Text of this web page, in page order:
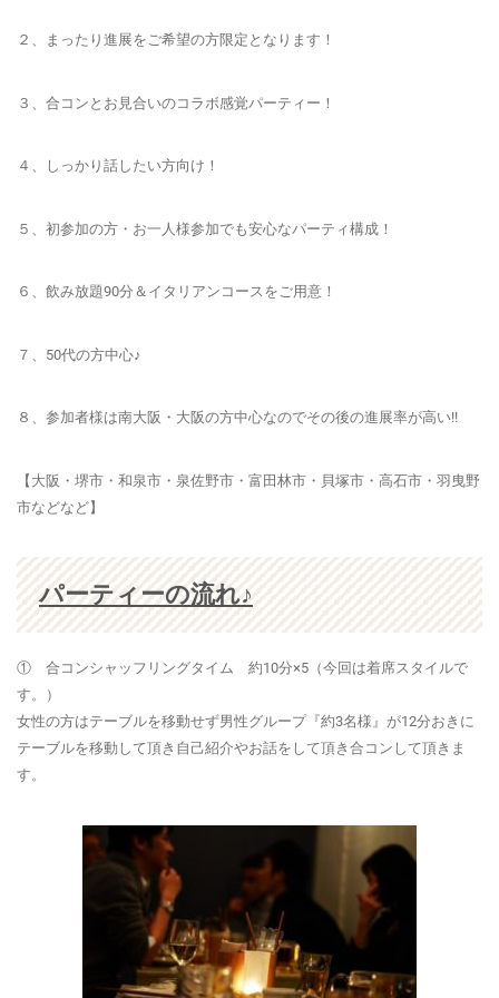
２、まったり進展をご希望の方限定 となります！
３、 合コンとお見合いのコラボ感覚パーティー！
４、しっかり話したい方向け！
５、 初参加の方・お一人様参加でも安心なパーティ構成！
６、飲み放題90分＆イタリアンコースをご用意！
７、50代の方中心♪
８、参加者様は南大阪・大阪の方中心なのでその後の進展率が高い!!
【大阪・堺市・和泉市・泉佐野市・富田林市・貝塚市・高石市・羽曳野
市などなど】
パーティーの流れ♪
① 合コンシャッフリングタイム 約10分×5（今回は着席スタイルで
す。）
女性の方はテーブルを移動せず男性グループ『約3名様』が12分おきに
テーブルを移動して頂き自己紹介やお話をして頂き合コンして頂きま
す。